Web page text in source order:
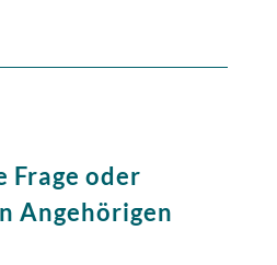
Frage oder
Angehörigen